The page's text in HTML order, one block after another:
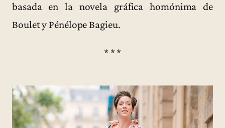
basada en la novela gráfica homónima de
Boulet y Pénélope Bagieu.
* * *